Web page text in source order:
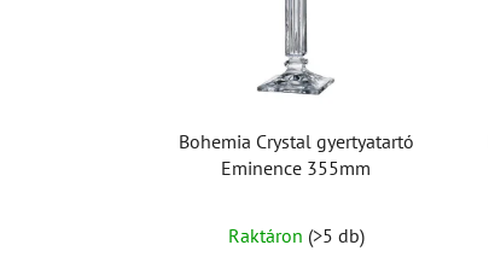
Bohemia Crystal gyertyatartó
Eminence 355mm
Raktáron (>5 db)